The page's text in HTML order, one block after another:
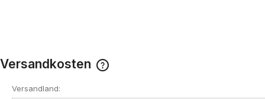
Versandkosten
Versandland: